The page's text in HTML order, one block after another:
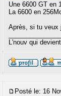
Une 6600 GT en
La 6600 en
Après, si tu veux
L'nouv qui
Posté le: 16